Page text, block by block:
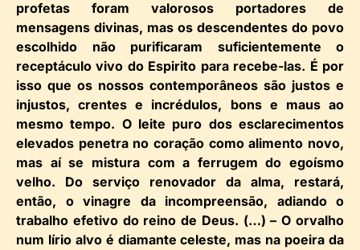
profetas foram valorosos portadores de
mensagens divinas, mas os descendentes do povo
escolhido não purificaram suficientemente o
receptáculo vivo do Espirito para recebe-las. É por
isso que os nossos contemporâneos são justos e
injustos, crentes e incrédulos, bons e maus ao
mesmo tempo. O leite puro dos esclarecimentos
elevados penetra no coração como alimento novo,
mas aí se mistura com a ferrugem do egoísmo
velho. Do serviço renovador da alma, restará,
então, o vinagre da incompreensão, adiando o
trabalho efetivo do reino de Deus. (…) – O orvalho
num lírio alvo é diamante celeste, mas na poeira da